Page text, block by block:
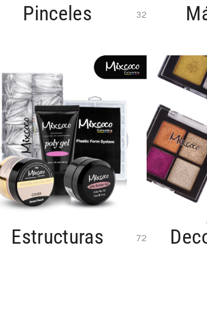
Pinceles 32
Estructuras 72